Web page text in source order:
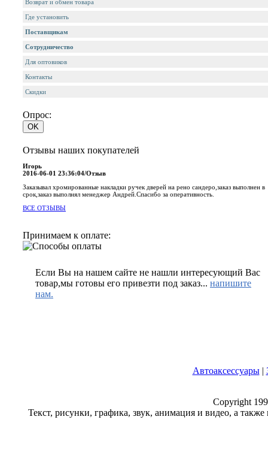
Возврат и обмен товара
Где установить
Поставщикам
Сотрудничество
Для оптовиков
Контакты
Cкидки
Опрос:
Отзывы наших покупателей
Игорь
2016-06-01 23:36:04/Отзыв
Заказывал хромированные накладки ручек дверей на рено сандеро,заказ выполнен в
срок,заказ выполнял менеджер Андрей.Спасибо за оперативность.
ВСЕ ОТЗЫВЫ
Принимаем к оплате:
Если Вы на нашем сайте не нашли интересующий Вас
товар,мы готовы его привезти под заказ... напишите
нам.
Автоаксессуары|
Copyright
Текст, рисунки, графика, звук, анимация и видео, а